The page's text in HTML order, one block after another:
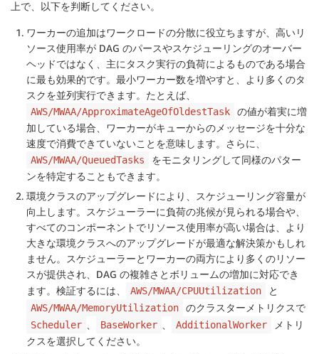
上で、以下を判断してください。
ワーカーの追加はワークロードの分散に役立ちますが、高いリ
ソース使用率が DAG のパースやスケジューリングのオーバー
ヘッドではなく、主にタスク実行の負荷によるものである場合
に最も効果的です。最小ワーカー数を増やすと、より多くのタ
スクを並列実行できます。たとえば、
AWS/MWAA/ApproximateAgeOfOldestTask
の値が着実に増
加している場合、ワーカーがキューからのメッセージを十分な
速度で消費できていないことを意味します。さらに、
AWS/MWAA/QueuedTasks
をモニタリングして同様のパター
ンを特定することもできます。
環境クラスのアップグレードにより、スケジューリング容量が
向上します。スケジューラーに負荷の兆候が見られる場合や、
すべてのコンポーネントでリソース使用率が高い場合は、より
大きな環境クラスへのアップグレードが最適な解決策かもしれ
ません。スケジューラーとワーカーの両方により多くのリソー
スが提供され、DAG の複雑さとボリュームの増加に対応でき
ます。検証するには、
AWS/MWAA/CPUUtilization と
AWS/MWAA/MemoryUtilization のクラスターメトリクスで
Scheduler BaseWorker AdditionalWorker
メトリ
クスを選択してください。